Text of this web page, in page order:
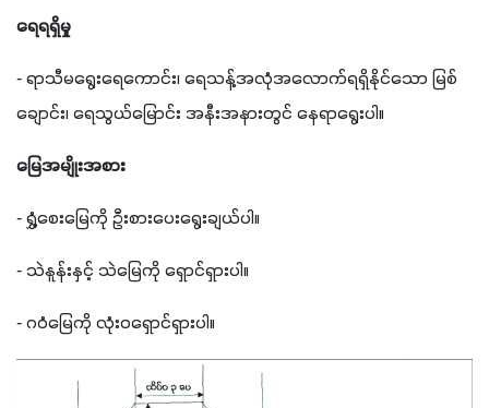
ရေရရှိမှု
- ရာသီမရွေးရေကောင်း၊ ရေသန့်အလုံအလောက်ရရှိနိုင်သော မြစ်
ချောင်း၊ ရေသွယ်မြောင်း အနီးအနားတွင် နေရာရွေးပါ။
မြေအမျိုးအစား
- ရွှံ့စေးမြေကို ဦးစားပေးရွေးချယ်ပါ။
- သဲနူန်းနှင့် သဲမြေကို ရှောင်ရှားပါ။
- ဂဝံမြေကို လုံးဝရှောင်ရှားပါ။